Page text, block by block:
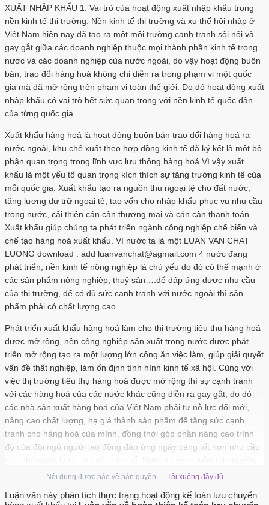
XUẤT NHẬP KHẨU 1. Vai trò của hoạt động xuất nhập khẩu trong
nền kinh tế thị trường. Nền kinh tế thị trường và xu thế hội nhập ở
Việt Nam hiện nay đã tạo ra một môi trường cạnh tranh sôi nổi và
gay gắt giữa các doanh nghiệp thuộc mọi thành phần kinh tế trong
nước và các doanh nghiệp của nước ngoài, do vậy hoạt động buôn
bán, trao đổi hàng hoá không chỉ diễn ra trong phạm vi một quốc
gia mà đã mở rộng trên phạm vi toàn thế giới. Do đó hoạt động xuất
nhập khẩu có vai trò hết sức quan trọng với nền kinh tế quốc dân
của từng quốc gia.
Xuất khẩu hàng hoá là hoạt động buôn bán trao đổi hàng hoá ra
nước ngoài, khu chế xuất theo hợp đồng kinh tế đã ký kết là một bộ
phận quan trọng trong lĩnh vực lưu thông hàng hoá.Vì vậy xuất
khẩu là một yếu tố quan trọng kích thích sự tăng trưởng kinh tế của
mỗi quốc gia. Xuất khẩu tạo ra nguồn thu ngoại tệ cho đất nước,
tăng lượng dự trữ ngoại tệ, tạo vốn cho nhập khẩu phục vụ nhu cầu
trong nước, cải thiện cán cân thương mại và cán cân thanh toán.
Xuất khẩu giúp chúng ta phát triển ngành công nghiệp chế biến và
chế tạo hàng hoá xuất khẩu. Vì nước ta là một LUAN VAN CHAT
LUONG download : add luanvanchat@agmail.com 4 nước đang
phát triển, nền kinh tế nông nghiệp là chủ yếu do đó có thế mạnh ở
các sản phẩm nông nghiệp, thuỷ sản….để đáp ứng được nhu cầu
của thị trường, để có đủ sức cạnh tranh với nước ngoài thì sản
phẩm phải có chất lượng cao.
Phát triển xuất khẩu hàng hoá làm cho thị trường tiêu thụ hàng hoá
được mở rộng, nền công nghiệp sản xuất trong nước được phát
triển mở rộng tạo ra một lượng lớn công ăn việc làm, giúp giải quyết
vấn đề thất nghiệp, làm ổn định tình hình kinh tế xã hội. Cùng với
việc thị trường tiêu thụ hàng hoá được mở rộng thì sự cạnh tranh
với các hàng hoá của các nước khác cũng diễn ra gay gắt, do đó
các nhà sản xuất hàng hoá của Việt Nam phải tự nỗ lực đổi mới,
nâng cao chất lượng, hạ giá thành sản phẩm để tăng sức cạnh
tranh cho hàng hoá của mình, đồng thời góp phần nâng cao trình
độ của đội ngũ người lao động đáp ứng ngày càng tốt hơn nhu cầu
thiên nhiên phong phú và đa dạng do đó xuất khẩu còn giải quyết
lý. Nền khoa học kỹ thuật nước ta còn lạc hậu chưa tự sản xuất
Nội dung được bảo vệ bản quyền — Tải xuống đầy đủ
Luận văn này phân tích thực trạng hoạt động kế toán lưu chuyển